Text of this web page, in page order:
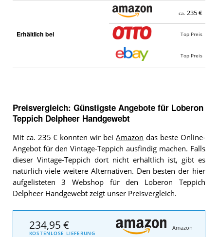
Erhältlich bei
ca. 235 €
Top Preis
Top Preis
Preisvergleich: Günstigste Angebote für Loberon
Teppich Delpheer Handgewebt
Mit ca. 235 € konnten wir beiAmazon das beste Online-
Angebot für den Vintage-Teppich ausfindig machen. Falls
dieser Vintage-Teppich dort nicht erhältlich ist, gibt es
natürlich viele weitere Alternativen. Den besten der hier
aufgelisteten 3 Webshop für den Loberon Teppich
Delpheer Handgewebt zeigt unser Preisvergleich.
234,95 €
KOSTENLOSE LIEFERUNG
Amazon